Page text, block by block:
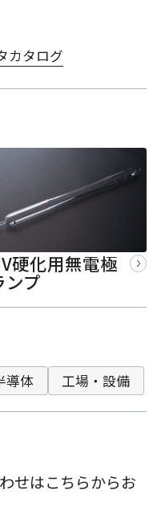
カタログ
硬化用無電極
ンプ
導体 工場・設備
せはこちらからお